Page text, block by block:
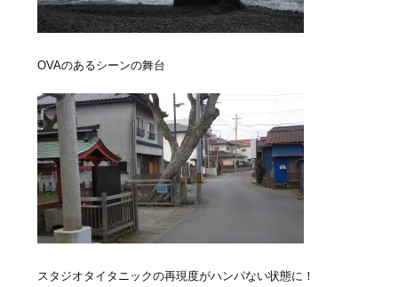
OVAのあるシーンの舞台
スタジオタイタニックの再現度がハンパない状態に！